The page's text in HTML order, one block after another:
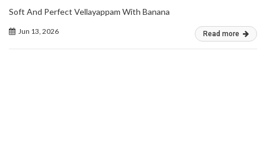
Soft And Perfect Vellayappam With Banana
Jun 13, 2026 Read more